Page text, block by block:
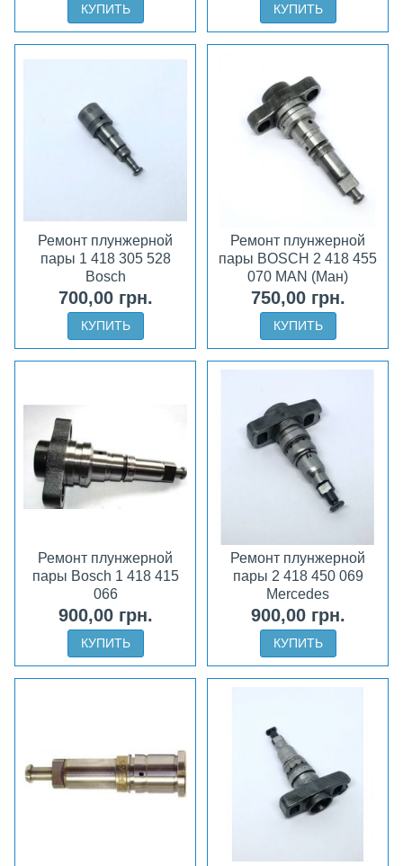
КУПИТЬ КУПИТЬ
Ремонт плунжерной
пары 1 418 305 528
Bosch
700,00 грн.
КУПИТЬ
Ремонт плунжерной
пары BOSCH 2 418 455
070 MAN (Ман)
750,00 грн.
КУПИТЬ
Ремонт плунжерной
пары Bosch 1 418 415
066
900,00 грн.
КУПИТЬ
Ремонт плунжерной
пары 2 418 450 069
Mercedes
900,00 грн.
КУПИТЬ